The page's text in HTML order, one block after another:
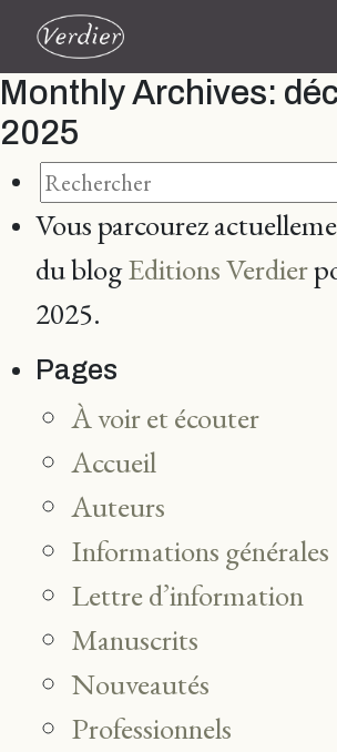
Monthly Archives:
2025
Vous parcourez
du blogEditions Verdier
2025.
Pages
À voir et écouter
Accueil
Auteurs
Informations générales
Lettre d’information
Manuscrits
Nouveautés
Professionnels